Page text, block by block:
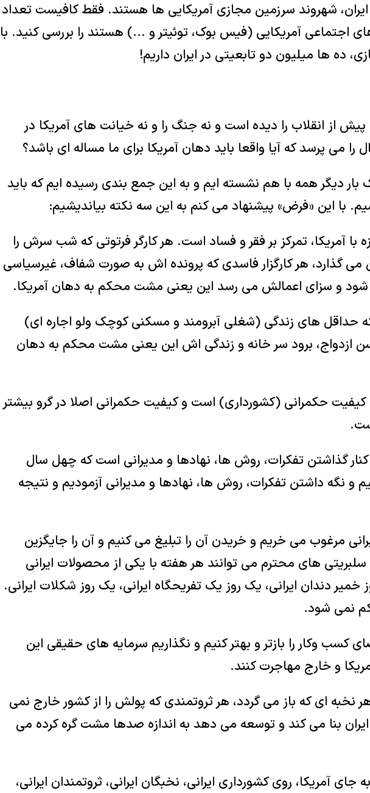
شهروند سرزمین مجازی آمریکایی ها هستند. فقط کافیست تعداد
اجتماعی آمریکایی (فیس بوک، توئیتر و ...) هستند را بررسی کنید. با
ده ها میلیون دو تابعیتی در ایران داریم!
از انقلاب را دیده است و نه جنگ را و نه خیانت های آمریکا در
را می پرسد که آیا واقعا باید دهان آمریکا برای ما مساله ای باشد؟
دیگر همه با هم نشسته ایم و به این جمع بندی رسیده ایم که باید
با این «فرض» پیشنهاد می کنم به این سه نکته بیاندیشیم:
با آمریکا، تمرکز بر فقر و فساد است. هر کارگر فرتوتی که شب سرش را
می گذارد، هر کارگزار فاسدی که پرونده اش به صورت شفاف، غیرسیاسی
شود و سزای اعمالش می رسد این یعنی مشت محکم به دهان آمریکا.
حداقل های زندگی (شغلی آبرومند و مسکنی کوچک ولو اجاره ای)
ازدواج، برود سر خانه و زندگی اش این یعنی مشت محکم به دهان
حکمرانی (کشورداری) است و کیفیت حکمرانی اصلا در گرو بیشتر
گذاشتن تفکرات، روش ها، نهادها و مدیرانی است که چهل سال
و نگه داشتن تفکرات، روش ها، نهادها و مدیرانی آزمودیم و نتیجه
مرغوب می خریم و خریدن آن را تبلیغ می کنیم و آن را جایگزین
های محترم می توانند هر هفته با یکی از محصولات ایرانی
خمیر دندان ایرانی، یک روز یک تفریحگاه ایرانی، یک روز شکلات ایرانی.
کم نمی شود.
کسب وکار را بازتر و بهتر کنیم و نگذاریم سرمایه های حقیقی این
و خارج مهاجرت کنند.
نخبه ای که باز می گردد، هر ثروتمندی که پولش را از کشور خارج نمی
ایران بنا می کند و توسعه می دهد به اندازه صدها مشت گره کرده می
آمریکا، روی کشورداری ایرانی، نخبگان ایرانی، ثروتمندان ایرانی،